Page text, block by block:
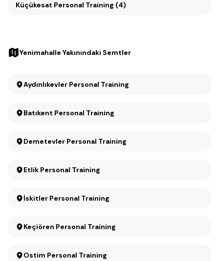
Küçükesat Personal Training (4)
Yenimahalle Yakınındaki Semtler
Aydınlıkevler Personal Training
Batıkent Personal Training
Demetevler Personal Training
Etlik Personal Training
İskitler Personal Training
Keçiören Personal Training
Ostim Personal Training